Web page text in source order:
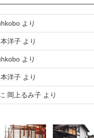
より
洋子より
より
洋子より
岡上るみ子より